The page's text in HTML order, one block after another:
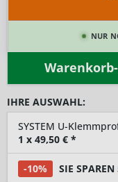
NUR
IHRE AUSWAHL:
1 x 49,50 € *
-10% SIE